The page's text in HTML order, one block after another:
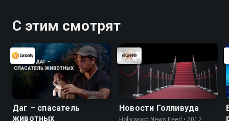
С этим смотрят
Даг – спасатель
животных
Новости Голливуда
Hollywood News Feed • 2012,